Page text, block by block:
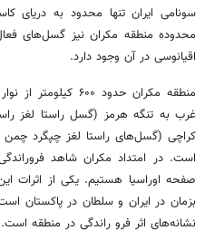
سونامی ایران تنها محدود به دریای
محدوده منطقه مکران نیز گسل‌های
اقیانوسی در آن وجود دارد.
منطقه مکران حدود
غرب به تنگه هرمز (گسل راستا لغز
است. در امتداد مکران شاهد
صفحه اوراسیا هستیم. یکی از اثرات
بزمان در ایران و سلطان در پاکستان
نشانه‌های اثر فرو راندگی در منطقه است.